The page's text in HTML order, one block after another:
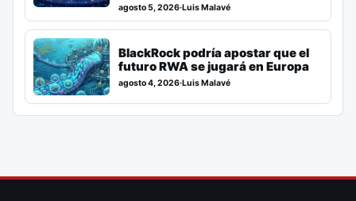
agosto 5, 2026·Luis Malavé
BlackRock podría apostar que el
futuro RWA se jugará en Europa
agosto 4, 2026·Luis Malavé